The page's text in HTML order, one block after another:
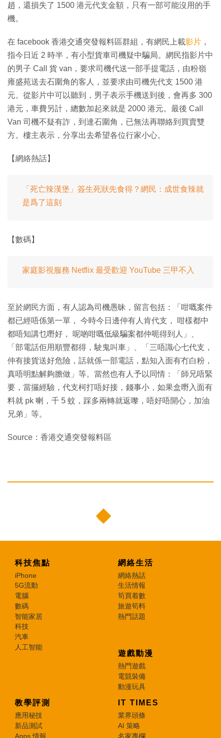
趙，還損失了 1500 港元代支金額，只有一部可能沒用的手
機。
在 facebook 香港交通突發報料區群組，有網民上載影片 ，
指今日近 2 時半，有小型貨車司機疑中騙局。網民指影片中
的男子 Call 貨 van，要求司機代送一部手提電話，由粉嶺
雍盛苑送去石圍角的客人，並要求由司機先代支 1500 港
元。從影片中可以聽到，男子表示手機送到後，會再多 300
港元，車費另計，總數加起來就是 2000 港元。最後 Call
Van 司機不疑有詐，到達石圍角，已無法再聯絡到買賣雙
方。樓主表示，分享出去希望各位行家小心。
【網絡熱話】
「死亡辣漢堡」簽生死狀先食得？網民：成世食辣就
是爲了這刻
【數碼】
家庭影視服務 Netflix 最受歡迎 YouTube 三甲不入
至於網民方面，有人認為司機愚昧，留言包括：「咁嘅案件
都已經唔係第一單， 今時今日邊仲有人肯代支， 咁樣都中
都唔知講乜嘢好， 呢啲咁嘅低級騙案都仲呃得到人」、
「部電話佢用順豐都得，駛鬼叫車」、「三唔識心七代支，
仲有接貨送好危險，話就係一部電話，點知入面有冇白粉，
真唔明點解夠膽做」等。當然也有人予以同情：「師兄唔緊
要，當攞經驗，代支柯打唔好接，錢事小，如果盒嘢入面有
料就 pk 喇，千 5 蚊，踩多兩轉就返嚟，唔好唔開心，加油
兄弟」等。
Source：香港交通突發報料區
科技焦點
iPhone
5G流動
電腦
數碼
智能家居
科技
汽車
人工智能
網絡生活
網絡熱話
生活情報
筍買着數
旅遊筍料
熱門話題
遊戲動漫
熱門遊戲
電競裝備
動漫玩具
教學評測
應用秘技
新品測試
Apps 情報
IT TIMES
業界頭條
AI 策略
名家專欄